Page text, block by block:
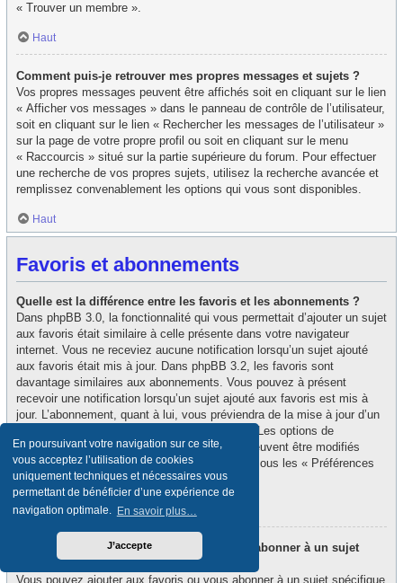
En poursuivant votre navigation sur ce site,
vous acceptez l’utilisation de cookies
uniquement techniques et nécessaires vous
permettant de bénéficier d’une expérience de
navigation optimale. En savoir plus…
J’accepte
« Trouver un membre ».
Haut
Comment puis-je retrouver mes propres messages et sujets ?
Vos propres messages peuvent être affichés soit en cliquant sur le lien
« Afficher vos messages » dans le panneau de contrôle de l’utilisateur,
soit en cliquant sur le lien « Rechercher les messages de l’utilisateur »
sur la page de votre propre profil ou soit en cliquant sur le menu
« Raccourcis » situé sur la partie supérieure du forum. Pour effectuer
une recherche de vos propres sujets, utilisez la recherche avancée et
remplissez convenablement les options qui vous sont disponibles.
Haut
Favoris et abonnements
Quelle est la différence entre les favoris et les abonnements ?
Dans phpBB 3.0, la fonctionnalité qui vous permettait d’ajouter un sujet
aux favoris était similaire à celle présente dans votre navigateur
internet. Vous ne receviez aucune notification lorsqu’un sujet ajouté
aux favoris était mis à jour. Dans phpBB 3.2, les favoris sont
davantage similaires aux abonnements. Vous pouvez à présent
recevoir une notification lorsqu’un sujet ajouté aux favoris est mis à
jour. L’abonnement, quant à lui, vous préviendra de la mise à jour d’un
forum ou d’un sujet auquel vous êtes abonné. Les options de
notification des favoris et des abonnements peuvent être modifiés
depuis le panneau de contrôle de l’utilisateur, sous les « Préférences
du forum ».
Haut
Comment puis-je ajouter aux favoris ou m’abonner à un sujet
spécifique ?
Vous pouvez ajouter aux favoris ou vous abonner à un sujet spécifique